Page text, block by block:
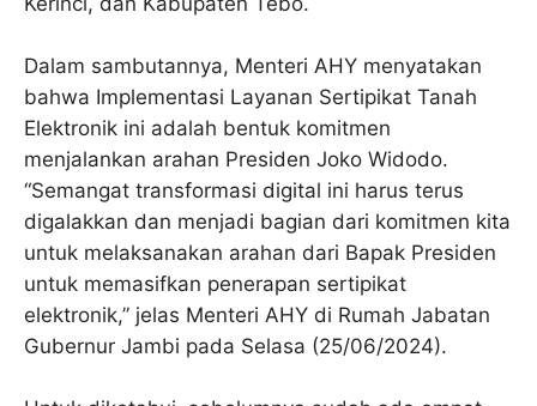
Dalam sambutannya, Menteri AHY menyatakan
bahwa Implementasi Layanan Sertipikat Tanah
Elektronik ini adalah bentuk komitmen
menjalankan arahan Presiden Joko Widodo.
“Semangat transformasi digital ini harus terus
digalakkan dan menjadi bagian dari komitmen kita
untuk melaksanakan arahan dari Bapak Presiden
untuk memasifkan penerapan sertipikat
elektronik,” jelas Menteri AHY di Rumah Jabatan
Gubernur Jambi pada Selasa (25/06/2024).